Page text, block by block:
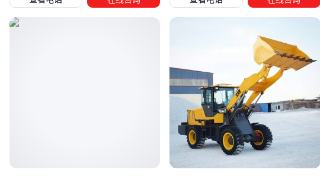
效。例如在湿地、沼泽或沙漠地带，履带式 推土机
的接地压
力更小，不易下陷；而需要同时完成推土和装载的混合工况，
。这类替代方案虽然初期
投入较高，但长期作业效率提升明显。
确定场景适配性后，还需评估设备的可扩展性。例如矿山作业
后期可能需要增加液压破碎锤，建筑工地可能需更换不同容量
的铲斗。选择支持快速更换属具的机型，能显著降低后续改造
四、铲车配套设备：容易被忽略的成本黑洞